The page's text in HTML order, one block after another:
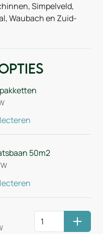
Simpelveld,
Waubach en Zuid-
50m2